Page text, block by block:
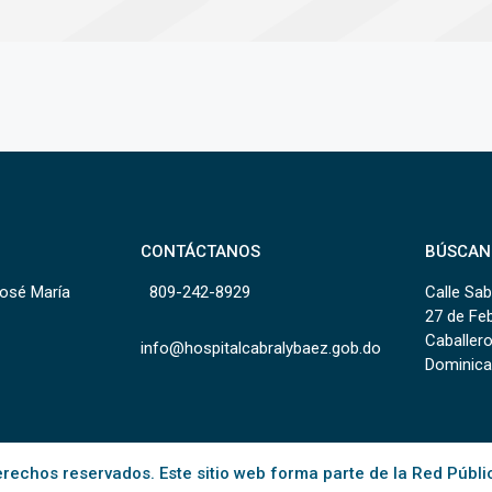
María
CONTÁCTANOS
809-242-8929
info@hospitalcabralybaez.gob.do
Calle
27 de
reservados. Este sitio web forma parte de la Red